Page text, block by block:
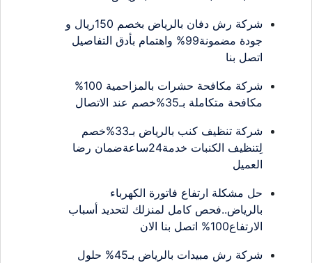
شركة رش دفان بالرياض بخصم 150ريال و
جودة مضمونة99% واهتمام بأدق التفاصيل
اتصل بنا
شركة مكافحة حشرات بالمزاحمية 100%
مكافحة متكاملة بـ35%خصم عند الاتصال
شركة تنظيف كنب بالرياض بـ33%خصم
لِتنظيف الكنبات خدمة24ساعةضمان رضا
العميل
حل مشكلة ارتفاع فاتورة الكهرباء
بالرياض..فحص كامل لمنزلك لتحديد أسباب
الارتفاع100% اتصل بنا الان
شركة رش مبيدات بالرياض بـ45% حلول